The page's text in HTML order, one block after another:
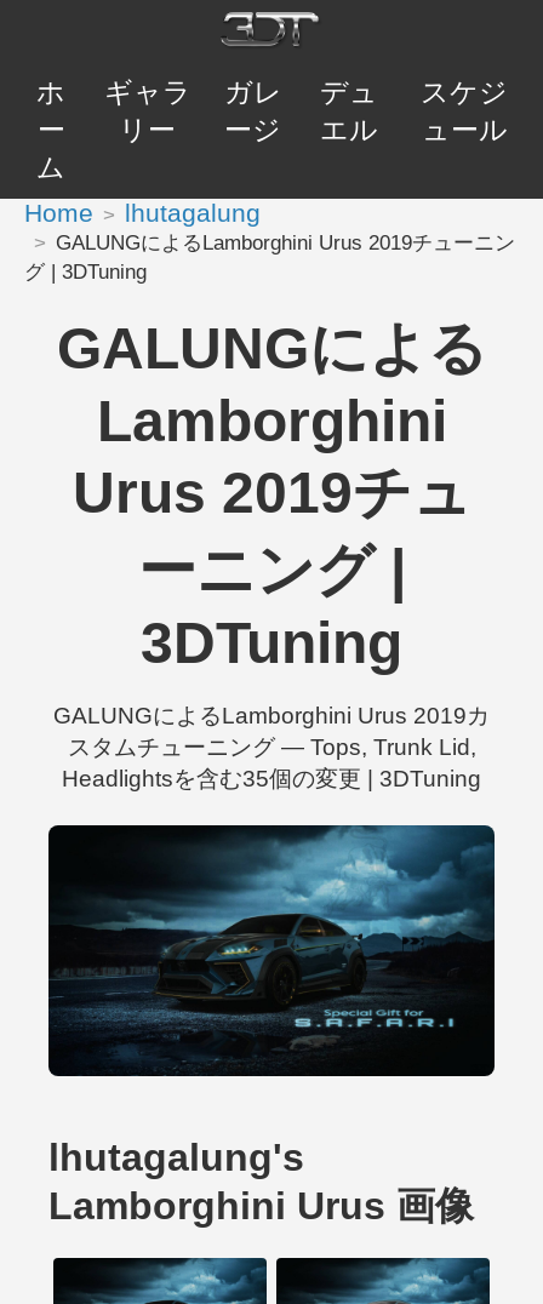
ホ
ー
ム
ギャラ
リー
ガレ
ージ
デュ
エル
スケジ
ュール
Home lhutagalung
GALUNGによるLamborghini Urus 2019チューニン
グ | 3DTuning
GALUNGによる
Lamborghini
Urus 2019チュ
ーニング |
3DTuning
GALUNGによるLamborghini Urus 2019カ
スタムチューニング — Tops, Trunk Lid,
Headlightsを含む35個の変更 | 3DTuning
lhutagalung's
Lamborghini Urus 画像